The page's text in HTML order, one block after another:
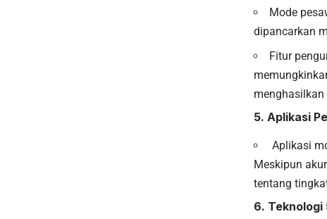
Mode
dipancarkan
Fitur
menghasilkan
5. Aplikasi
Aplikasi
Meskipun
tentang
6. Teknologi